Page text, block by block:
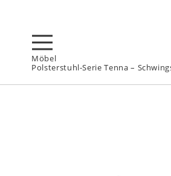
Möbel
Polsterstuhl-Serie Tenna –